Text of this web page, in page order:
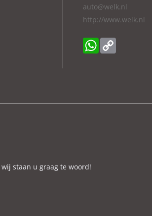
auto@welk.nl
http://www.welk.nl
WhatsApp
staan u graag te woord!